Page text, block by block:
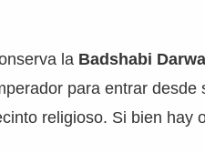
la Badshabi
para entrar
religioso. Si bien hay